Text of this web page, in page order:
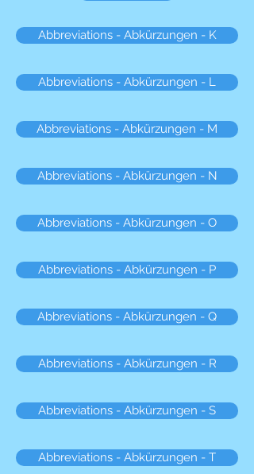
Abbreviations - Abkürzungen - K
Abbreviations - Abkürzungen - L
Abbreviations - Abkürzungen - M
Abbreviations - Abkürzungen - N
Abbreviations - Abkürzungen - O
Abbreviations - Abkürzungen - P
Abbreviations - Abkürzungen - Q
Abbreviations - Abkürzungen - R
Abbreviations - Abkürzungen - S
Abbreviations - Abkürzungen - T